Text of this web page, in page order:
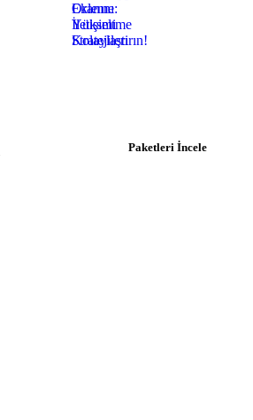
Paketleri İncele